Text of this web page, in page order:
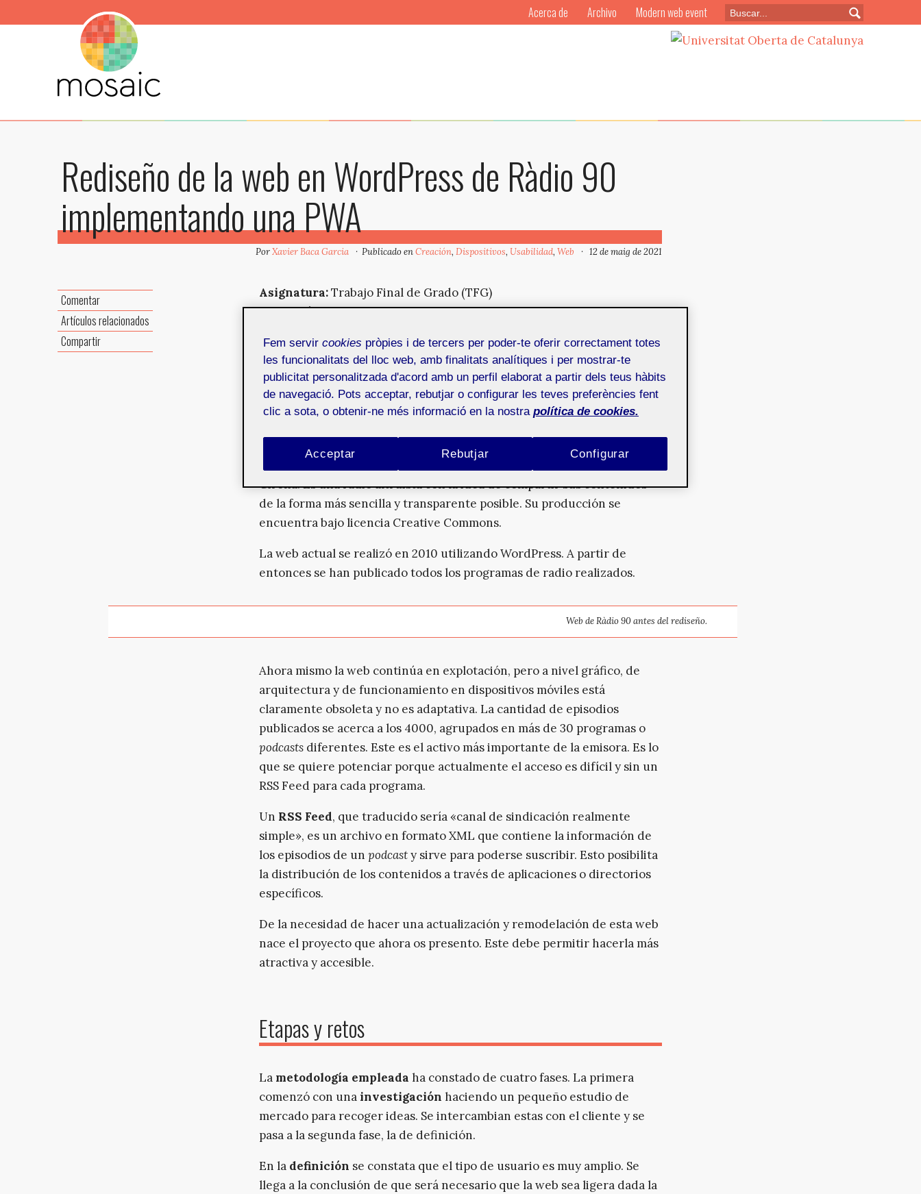
Rediseño de la web en WordPress de Ràdio 90
implementando una PWA
PorXavier Baca Garcia Publicado enCreación, Dispositivos, Usabilidad, Web 12 de maig de 2021
Comentar
Artículos relacionados
Compartir
Asignatura:Trabajo Final de Grado (TFG)
Titulación:Grado en Multimedia
Consultor y profesor:Joan Giner Miguelez y Carlos Casado Martínez
Introducción
Ràdio 90 es la emisora libre y cultural de la comarca de la Garrotxa, en
Girona. Es una radio altruista con la idea de compartir sus contenidos
de la forma más sencilla y transparente posible. Su producción se
encuentra bajo licencia Creative Commons.
La web actual se realizó en 2010 utilizando WordPress. A partir de
entonces se han publicado todos los programas de radio realizados.
Web de Ràdio 90 antes del rediseño.
Ahora mismo la web continúa en explotación, pero a nivel gráfico, de
arquitectura y de funcionamiento en dispositivos móviles está
claramente obsoleta y no es adaptativa. La cantidad de episodios
publicados se acerca a los 4000, agrupados en más de 30 programas o
podcasts diferentes. Este es el activo más importante de la emisora. Es lo
que se quiere potenciar porque actualmente el acceso es difícil y sin un
RSS Feed para cada programa.
Un RSS Feed, que traducido sería «canal de sindicación realmente
simple», es un archivo en formato XML que contiene la información de
los episodios de un podcasty sirve para poderse suscribir. Esto posibilita
la distribución de los contenidos a través de aplicaciones o directorios
específicos.
De la necesidad de hacer una actualización y remodelación de esta web
nace el proyecto que ahora os presento. Este debe permitir hacerla más
atractiva y accesible.
Etapas y retos
La metodología empleada ha constado de cuatro fases. La primera
comenzó con unainvestigación haciendo un pequeño estudio de
mercado para recoger ideas. Se intercambian estas con el cliente y se
pasa a la segunda fase, la de definición.
En la definición se constata que el tipo de usuario es muy amplio. Se
llega a la conclusión de que será necesario que la web sea ligera dada la
Acerca de Archivo Modern web event
Fem servir cookies pròpies i de tercers per poder-te oferir correctament totes
les funcionalitats del lloc web, amb finalitats analítiques i per mostrar-te
publicitat personalitzada d'acord amb un perfil elaborat a partir dels teus hàbits
de navegació. Pots acceptar, rebutjar o configurar les teves preferències fent
clic a sota, o obtenir-ne més informació en la nostra política de cookies.
Rebutjar
Acceptar Configurar